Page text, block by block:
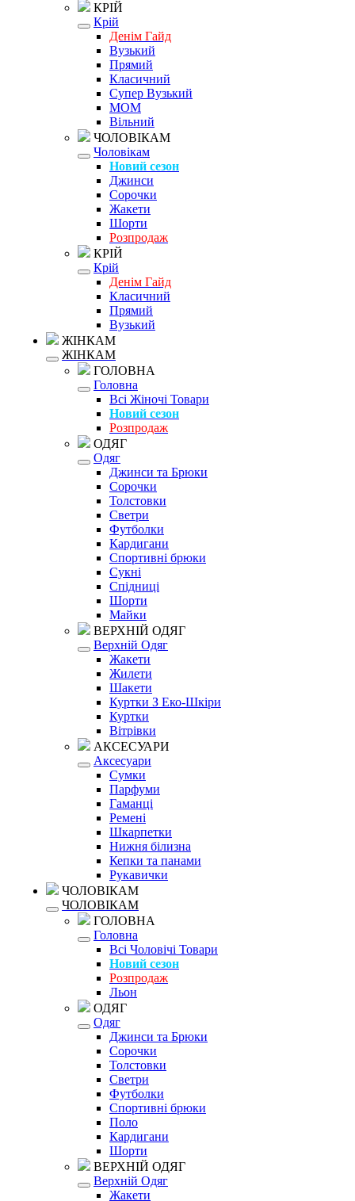
КРІЙ
Крій
Денім Гайд
Вузький
Прямий
Класичний
Супер Вузький
MOM
Вільний
ЧОЛОВІКАМ
Чоловікам
Новий сезон
Джинси
Сорочки
Жакети
Шорти
Розпродаж
КРІЙ
Крій
Денім Гайд
Класичний
Прямий
Вузький
ЖІНКАМ
ЖІНКАМ
ГОЛОВНА
Головна
Всі Жіночі Товари
Новий сезон
Розпродаж
ОДЯГ
Одяг
Джинси та Брюки
Сорочки
Толстовки
Светри
Футболки
Кардигани
Спортивні брюки
Сукні
Спідниці
Шорти
Майки
ВЕРХНІЙ ОДЯГ
Верхній Одяг
Жакети
Жилети
Шакети
Куртки З Еко-Шкіри
Куртки
Вітрівки
АКСЕСУАРИ
Аксесуари
Сумки
Парфуми
Гаманці
Ремені
Шкарпетки
Нижня білизна
Кепки та панами
Рукавички
ЧОЛОВІКАМ
ЧОЛОВІКАМ
ГОЛОВНА
Головна
Всі Чоловічі Товари
Новий сезон
Розпродаж
Льон
ОДЯГ
Одяг
Джинси та Брюки
Сорочки
Толстовки
Светри
Футболки
Спортивні брюки
Поло
Кардигани
Шорти
ВЕРХНІЙ ОДЯГ
Верхній Одяг
Жакети